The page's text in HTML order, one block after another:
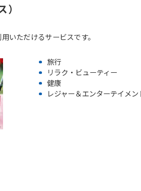
いただけるサービスです。
旅行
リラク・ビューティー
健康
レジャー＆エンターテイメン